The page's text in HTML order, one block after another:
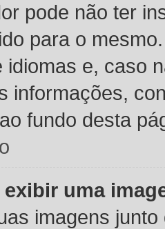
pode não ter
para o
idiomas e, caso
informações,
fundo desta
uma
imagens